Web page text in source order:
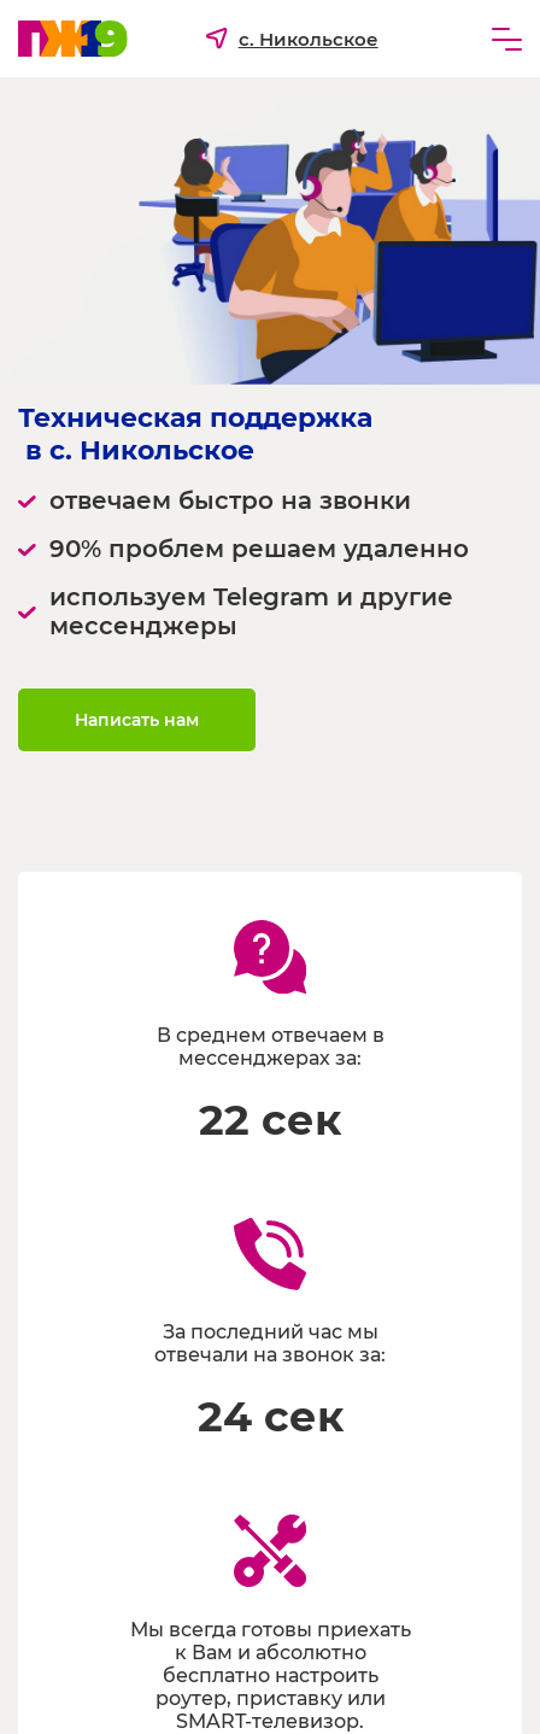
с. Никольское
Для ТСЖ и УК
О компании
Техническая поддержка
в с. Никольское
отвечаем быстро на звонки
90% проблем решаем удаленно
используем Telegram и другие
мессенджеры
Написать нам
В среднем отвечаем в
мессенджерах за:
22 сек
За последний час мы
отвечали на звонок за:
24 сек
Мы всегда готовы приехать
к Вам и абсолютно
бесплатно настроить
роутер, приставку или
SMART-телевизор.